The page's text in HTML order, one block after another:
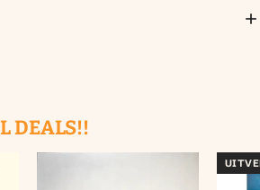
DEALS!!